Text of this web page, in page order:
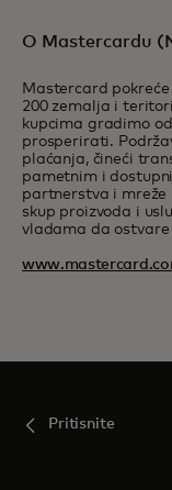
O Mastercardu
Mastercard
200 zemalja i
kupcima gradimo
prosperirati.
plaćanja, čineći
pametnim i
partnerstva i mreže
skup proizvoda i
vladama da ostvare
Pritisnite